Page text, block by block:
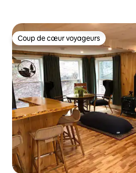
Coup de cœur voyageurs
Coup de cœur voyageurs